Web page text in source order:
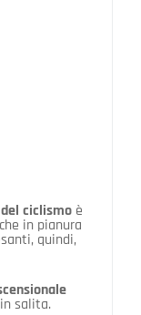
ciclismo è
in pianura
quindi,
salita.